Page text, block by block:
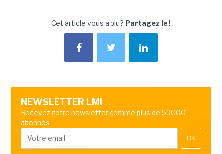
Cet article vous a plu? Partagez le !
NEWSLETTER LMI
Recevez notre newsletter comme plus de 50000
abonnés
OK